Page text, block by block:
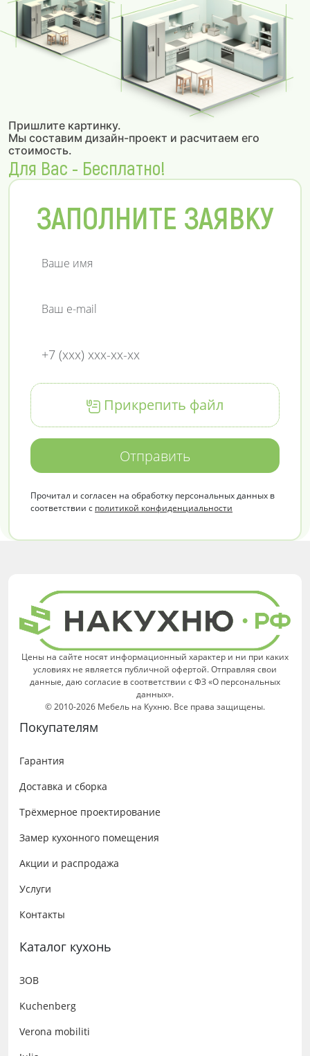
Пришлите картинку.
Мы составим дизайн-проект и расчитаем его
стоимость.
Для Вас - Бесплатно!
ЗАПОЛНИТЕ ЗАЯВКУ
Прикрепить файл
Отправить
Прочитал и согласен на обработку персональных данных в
соответствии с политикой конфиденциальности
Цены на сайте носят информационный характер и ни при каких
условиях не является публичной офертой. Отправляя свои
данные, даю согласие в соответствии с ФЗ «О персональных
данных».
© 2010-2026 Мебель на Кухню. Все права защищены.
Покупателям
Гарантия
Доставка и сборка
Трёхмерное проектирование
Замер кухонного помещения
Акции и распродажа
Услуги
Контакты
Каталог кухонь
ЗОВ
Kuchenberg
Verona mobiliti